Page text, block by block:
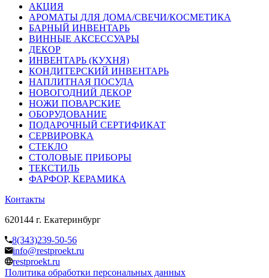
АКЦИЯ
АРОМАТЫ ДЛЯ ДОМА/СВЕЧИ/КОСМЕТИКА
БАРНЫЙ ИНВЕНТАРЬ
ВИННЫЕ АКСЕССУАРЫ
ДЕКОР
ИНВЕНТАРЬ (КУХНЯ)
КОНДИТЕРСКИЙ ИНВЕНТАРЬ
НАПЛИТНАЯ ПОСУДА
НОВОГОДНИЙ ДЕКОР
НОЖИ ПОВАРСКИЕ
ОБОРУДОВАНИЕ
ПОДАРОЧНЫЙ СЕРТИФИКАТ
СЕРВИРОВКА
СТЕКЛО
СТОЛОВЫЕ ПРИБОРЫ
ТЕКСТИЛЬ
ФАРФОР, КЕРАМИКА
Контакты
620144 г. Екатеринбург
8(343)239-50-56
info@restproekt.ru
restproekt.ru
Политика обработки персональных данных